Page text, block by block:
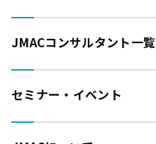
JMACコンサルタント一覧
セミナー・イベント